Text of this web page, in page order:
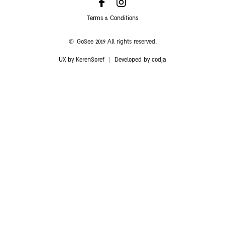
Terms & Conditions
© GoSee 2019 All rights reserved.
UX by KerenSoref Developed by codja